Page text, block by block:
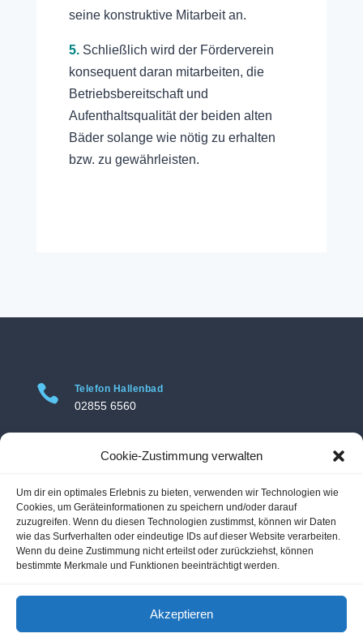
Cookie-Zustimmung verwalten
Um dir ein optimales Erlebnis zu bieten, verwenden wir Technologien wie
Cookies, um Geräteinformationen zu speichern und/oder darauf
zuzugreifen. Wenn du diesen Technologien zustimmst, können wir Daten
wie das Surfverhalten oder eindeutige IDs auf dieser Website verarbeiten.
Wenn du deine Zustimmung nicht erteilst oder zurückziehst, können
bestimmte Merkmale und Funktionen beeinträchtigt werden.
Akzeptieren
seine konstruktive Mitarbeit an.
5. Schließlich wird der Förderverein
konsequent daran mitarbeiten, die
Betriebsbereitschaft und
Aufenthaltsqualität der beiden alten
Bäder solange wie nötig zu erhalten
bzw. zu gewährleisten.
 Telefon Hallenbad
02855 6560
02855 3469
 Adresse Hallenbad
Hallenbad Voerde
Am Hallenbad 11
46562 Voerde-Friedrichsfeld
Freibad Voerde